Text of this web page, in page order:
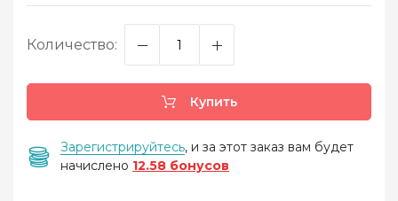
Количество:
Купить
Зарегистрируйтесь, и за этот заказ вам будет
начислено 12.58 бонусов